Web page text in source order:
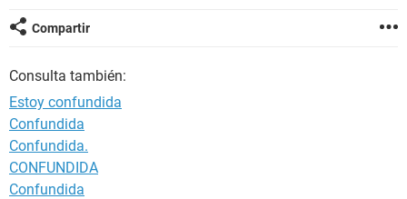
Compartir
Consulta también:
Estoy confundida
Confundida
Confundida.
CONFUNDIDA
Confundida